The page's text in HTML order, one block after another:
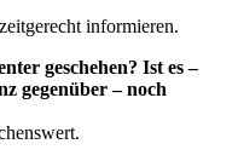
informieren.
geschehen? Ist es –
gegenüber – noch